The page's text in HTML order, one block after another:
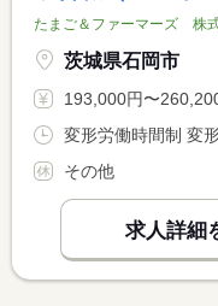
たまご＆ファーマーズ 株
茨城県石岡市
193,000円〜260,200円 ※フルタイム求人
その他
求人詳細